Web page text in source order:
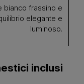
bianco frassino e
elegante e
luminoso.
inclusi